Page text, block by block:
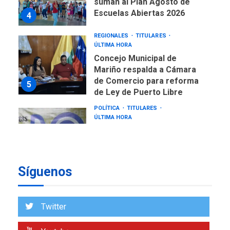
4
Escuelas Abiertas 2026
5
REGIONALES
TITULARES
ÚLTIMA HORA
Concejo Municipal de
Mariño respalda a Cámara
de Comercio para reforma
de Ley de Puerto Libre
POLÍTICA
TITULARES
ÚLTIMA HORA
Síguenos
Twitter